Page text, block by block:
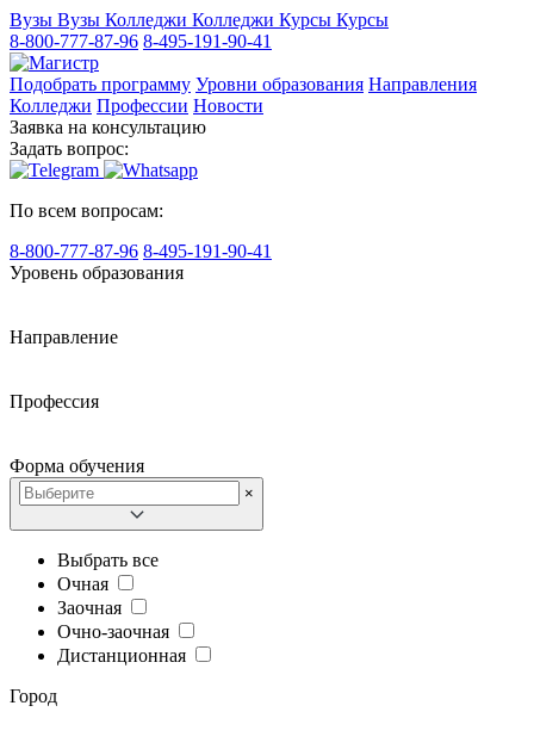
Вузы Вузы Колледжи Колледжи Курсы Курсы
8-800-777-87-96 8-495-191-90-41
Подобрать программу Уровни образования Направления
Колледжи Профессии Новости
Заявка на консультацию
Задать вопрос:
По всем вопросам:
8-800-777-87-96 8-495-191-90-41
Уровень образования
Направление
Профессия
Форма обучения
×
Выбрать все
Очная
Заочная
Очно-заочная
Дистанционная
Город